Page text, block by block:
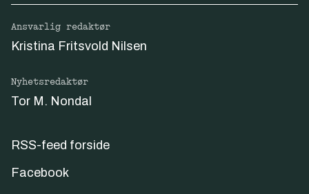
Ansvarlig redaktør
Kristina Fritsvold Nilsen
Nyhetsredaktør
Tor M. Nondal
RSS-feed forside
Facebook